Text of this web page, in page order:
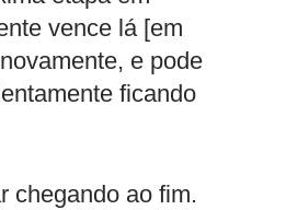
vence lá [em
e pode
ficando
chegando ao fim.